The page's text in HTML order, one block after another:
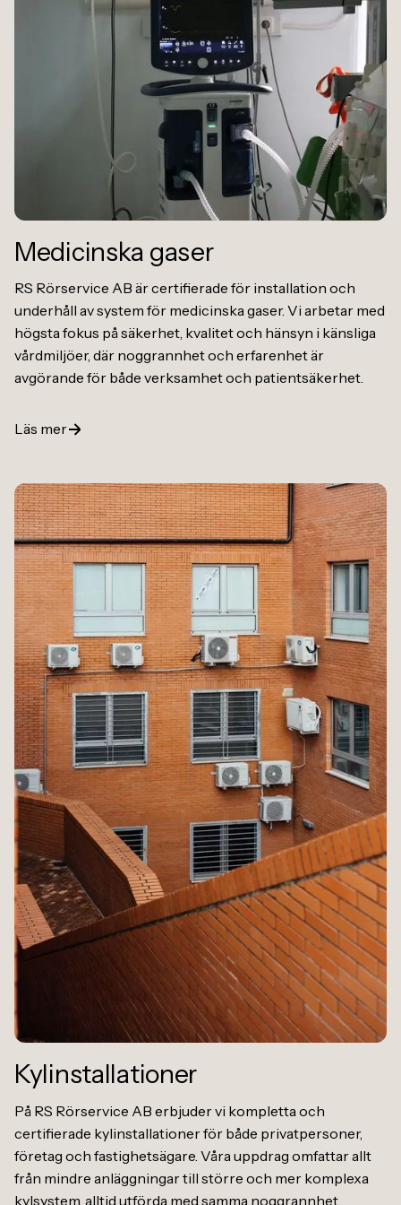
Medicinska gaser
RS Rörservice AB är certifierade för installation och
underhåll av system för medicinska gaser. Vi arbetar med
högsta fokus på säkerhet, kvalitet och hänsyn i känsliga
vårdmiljöer, där noggrannhet och erfarenhet är
avgörande för både verksamhet och patientsäkerhet.
Läs mer
Kylinstallationer
På RS Rörservice AB erbjuder vi kompletta och
certifierade kylinstallationer för både privatpersoner,
företag och fastighetsägare. Våra uppdrag omfattar allt
från mindre anläggningar till större och mer komplexa
kylsystem, alltid utförda med samma noggrannhet,